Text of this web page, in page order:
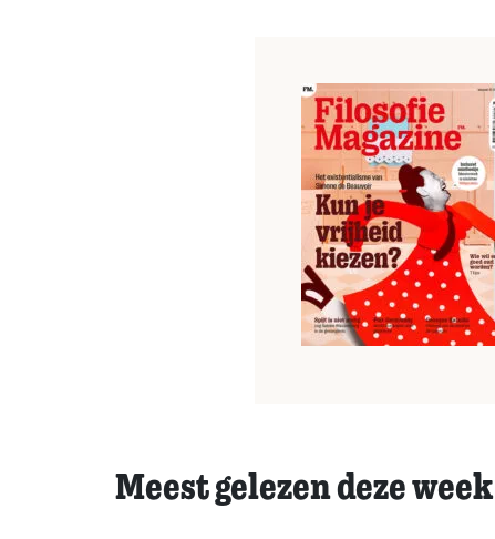
Meest gelezen deze week